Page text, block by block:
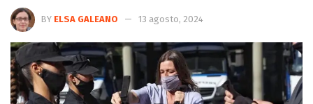
BY ELSA GALEANO 13 agosto, 2024